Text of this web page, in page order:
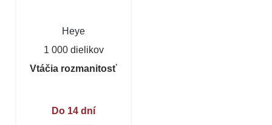
Heye
1 000 dielikov
Vtáčia rozmanitosť
Do 14 dní